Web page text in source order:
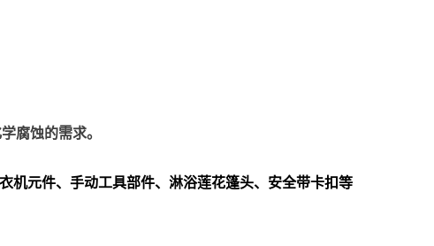
腐蚀的需求。
机元件、手动工具部件、淋浴莲花篷头、安全带卡扣等